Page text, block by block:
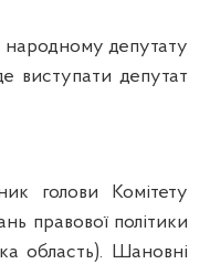
депутату
виступати депутат
Комітету
правової політики
область). Шановні